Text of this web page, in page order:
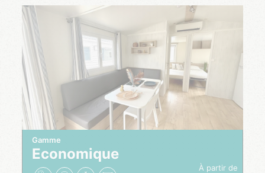
Gamme
Economique
à partir de